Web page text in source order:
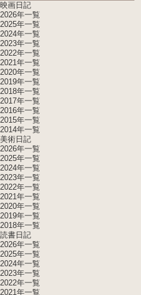
映画日記
2026年一覧
2025年一覧
2024年一覧
2023年一覧
2022年一覧
2021年一覧
2020年一覧
2019年一覧
2018年一覧
2017年一覧
2016年一覧
2015年一覧
2014年一覧
美術日記
2026年一覧
2025年一覧
2024年一覧
2023年一覧
2022年一覧
2021年一覧
2020年一覧
2019年一覧
2018年一覧
読書日記
2026年一覧
2025年一覧
2024年一覧
2023年一覧
2022年一覧
2021年一覧